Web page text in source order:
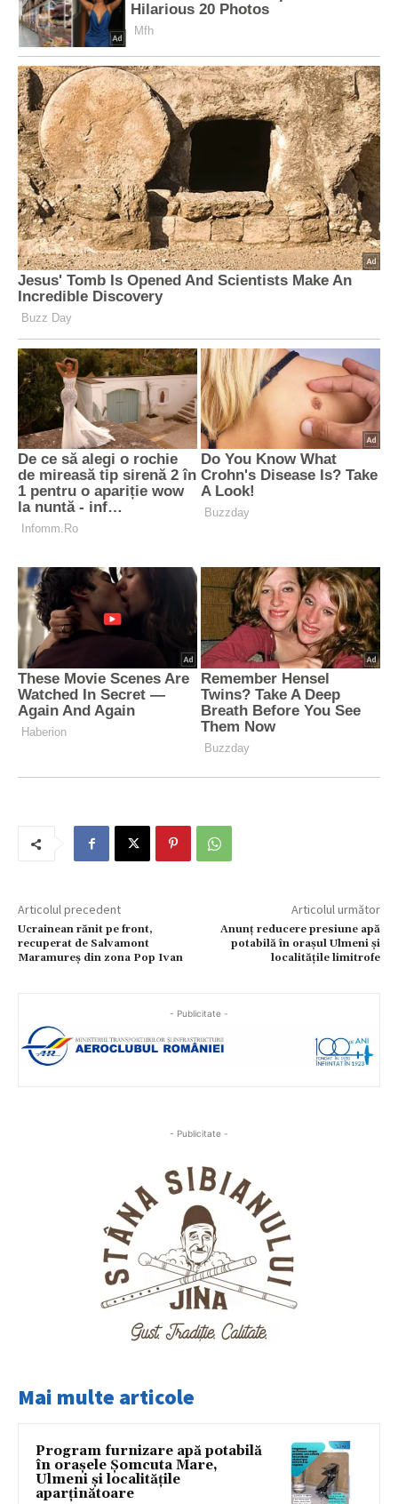
Articolul precedent
Ucrainean rănit pe front,
recuperat de Salvamont
Maramureș din zona Pop Ivan
Articolul următor
Anunț reducere presiune apă
potabilă în orașul Ulmeni și
localitățile limitrofe
- Publicitate -
- Publicitate -
Mai multe articole
Program furnizare apă potabilă
în orașele Șomcuta Mare,
Ulmeni și localitățile
aparținătoare